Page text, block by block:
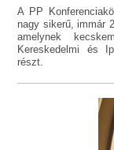
A PP
nagy sikerű, immár
amelynek
Kereskedelmi és
részt.